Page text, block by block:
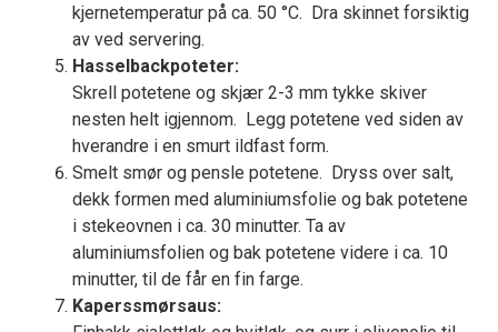
kjernetemperatur på ca. 50 °C. Dra skinnet forsiktig
av ved servering.
Hasselbackpoteter:
Skrell potetene og skjær 2-3 mm tykke skiver
nesten helt igjennom. Legg potetene ved siden av
hverandre i en smurt ildfast form.
Smelt smør og pensle potetene. Dryss over salt,
dekk formen med aluminiumsfolie og bak potetene
i stekeovnen i ca. 30 minutter. Ta av
aluminiumsfolien og bak potetene videre i ca. 10
minutter, til de får en fin farge.
Kaperssmørsaus: